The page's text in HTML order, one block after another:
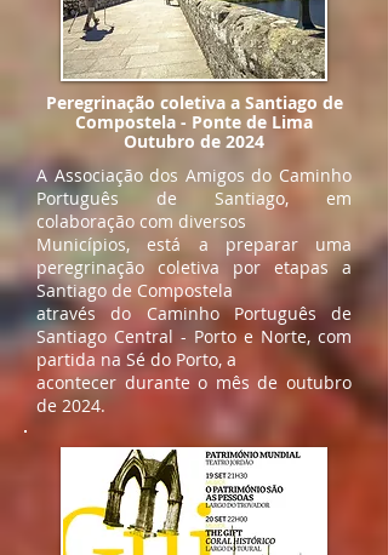
Peregrinação coletiva a Santiago de
Compostela - Ponte de Lima
Outubro de 2024
A Associação dos Amigos do Caminho
Português de Santiago, em
colaboração com diversos
Municípios, está a preparar uma
peregrinação coletiva por etapas a
Santiago de Compostela
através do Caminho Português de
Santiago Central - Porto e Norte, com
partida na Sé do Porto, a
acontecer durante o mês de outubro
de 2024.